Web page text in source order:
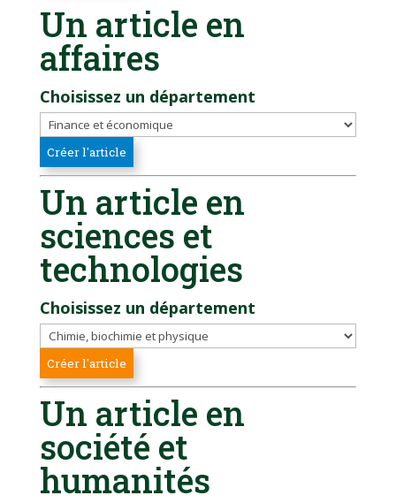
Un article en
affaires
Choisissez un département
Un article en
sciences et
technologies
Choisissez un département
Un article en
société et
humanités